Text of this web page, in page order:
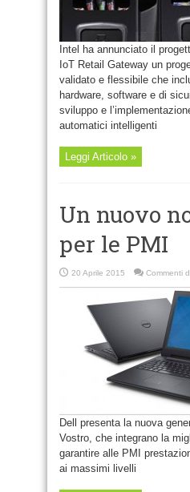
Intel ha annunciato il
IoT Retail Gateway un
validato e flessibile che
hardware, software e di
sviluppo e
automatici intelligenti
Leggi Articolo »
Un nuovo
per le PMI
20 Aprile 2015 Commenti
Dell presenta la nuova
Vostro, che integrano la
garantire alle PMI
ai massimi livelli